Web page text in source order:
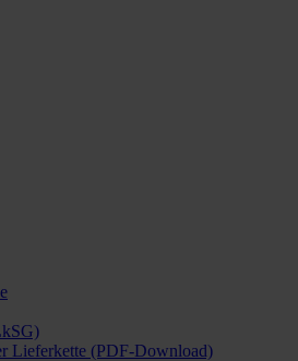
Lieferkette (PDF-Download)